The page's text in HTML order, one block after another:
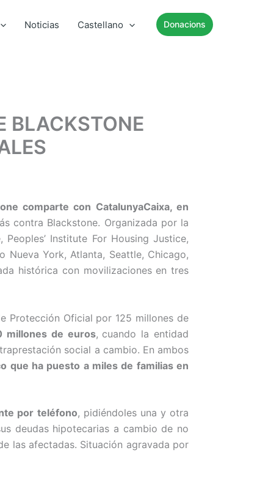
Noticias Castellano Donacions
BLACKSTONE
comparte con CatalunyaCaixa, en
contra Blackstone. Organizada por la
Institute For Housing Justice,
Nueva York, Atlanta, Seattle, Chicago,
histórica con movilizaciones en tres
Protección Oficial por 125 millones de
de euros, cuando la entidad
social a cambio. En ambos
que ha puesto a miles de familias en
por teléfono, pidiéndoles una y otra
deudas hipotecarias a cambio de no
las afectadas. Situación agravada por